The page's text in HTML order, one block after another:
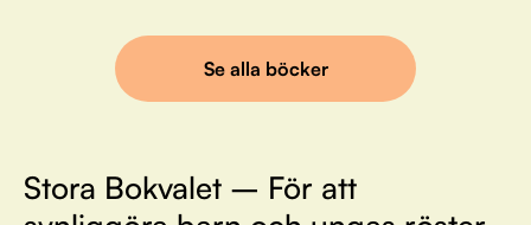
Se alla böcker
Stora Bokvalet – För att